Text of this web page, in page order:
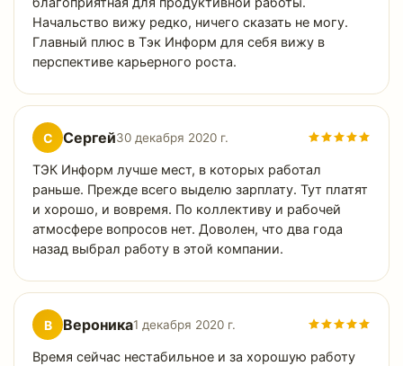
Начальство вижу редко, ничего сказать не могу.
Главный плюс в Тэк Информ для себя вижу в
перспективе карьерного роста.
С Сергей30 декабря 2020 г.
ТЭК Информ лучше мест, в которых работал
раньше. Прежде всего выделю зарплату. Тут платят
и хорошо, и вовремя. По коллективу и рабочей
атмосфере вопросов нет. Доволен, что два года
назад выбрал работу в этой компании.
В Вероника1 декабря 2020 г.
Время сейчас нестабильное и за хорошую работу